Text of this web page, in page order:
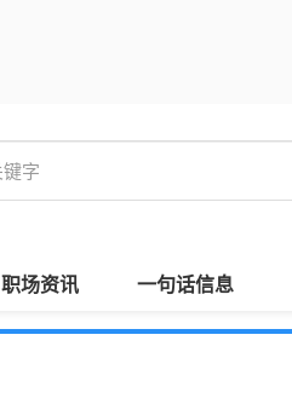
职场资讯 一句话信息